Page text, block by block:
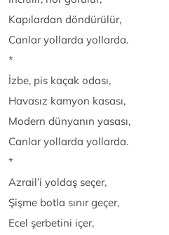
Kapılardan döndürülür,
Canlar yollarda yollarda.
*
İzbe, pis kaçak odası,
Havasız kamyon kasası,
Modern dünyanın yasası,
Canlar yollarda yollarda.
*
Azrail’i yoldaş seçer,
Şişme botla sınır geçer,
Ecel şerbetini içer,